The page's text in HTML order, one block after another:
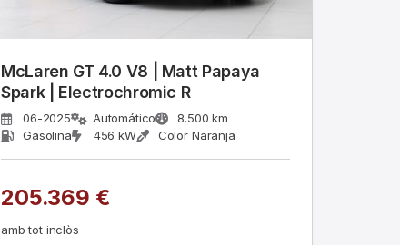
McLaren GT 4.0 V8 | Matt Papaya
Spark | Electrochromic R
06-2025 Automático
8.500 km
Gasolina
456 kW Color Naranja
205.369 €
amb tot inclòs